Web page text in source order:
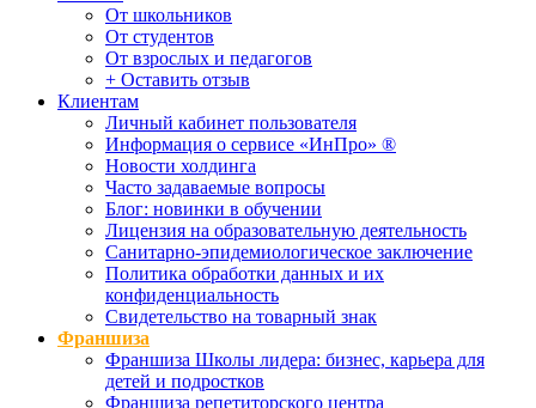
От школьников
От студентов
От взрослых и педагогов
+ Оставить отзыв
Клиентам
Личный кабинет пользователя
Информация о сервисе «ИнПро» ®
Новости холдинга
Часто задаваемые вопросы
Блог: новинки в обучении
Лицензия на образовательную деятельность
Санитарно-эпидемиологическое заключение
Политика обработки данных и их
конфиденциальность
Свидетельство на товарный знак
Франшиза
Франшиза Школы лидера: бизнес, карьера для
детей и подростков
Франшиза репетиторского центра